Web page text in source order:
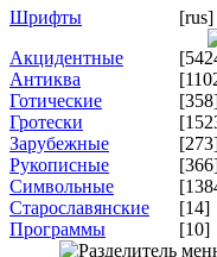
Шрифты
[rus]
Акцидентные
Антиква
Готические
Гротески
Зарубежные
Рукописные
Символьные
Старославянские
[14]
Программы
[10]